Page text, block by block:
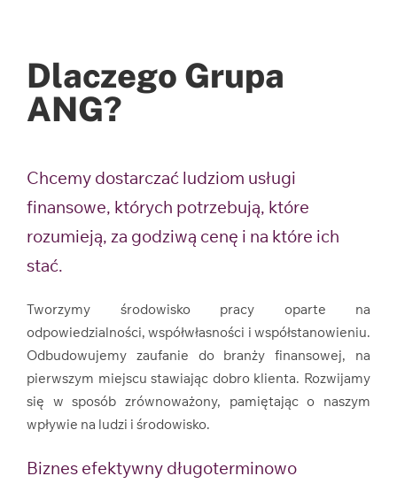
Dlaczego Grupa
ANG?
Chcemy dostarczać ludziom usługi
finansowe, których potrzebują, które
rozumieją, za godziwą cenę i na które ich
stać.
Tworzymy środowisko pracy oparte na
odpowiedzialności, współwłasności i współstanowieniu.
Odbudowujemy zaufanie do branży finansowej, na
pierwszym miejscu stawiając dobro klienta. Rozwijamy
się w sposób zrównoważony, pamiętając o naszym
wpływie na ludzi i środowisko.
Biznes efektywny długoterminowo